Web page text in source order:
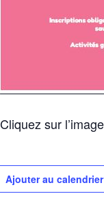
Cliquez sur
Ajouter au calendrier